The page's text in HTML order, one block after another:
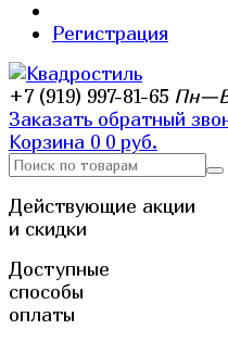
Регистрация
+7 (919) 997-81-65
Заказать обратный
Корзина 0 0 руб.
Действующие акции
и скидки
Доступные
способы
оплаты